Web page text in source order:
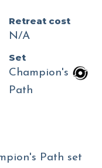
Retreat cost
N/A
Set
Champion's
Path
Path set